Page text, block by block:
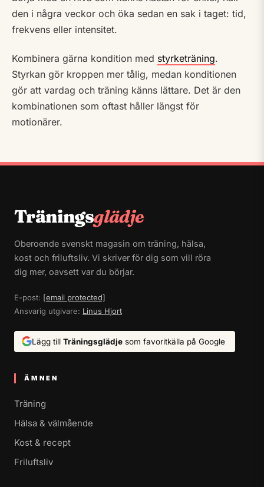
den i några veckor och öka sedan en sak i taget: tid,
frekvens eller intensitet.
Kombinera gärna kondition med styrketräning.
Styrkan gör kroppen mer tålig, medan konditionen
gör att vardag och träning känns lättare. Det är den
kombinationen som oftast håller längst för
motionärer.
Träningsglädje
Oberoende svenskt magasin om träning, hälsa,
kost och friluftsliv. Vi skriver för dig som vill röra
dig mer, oavsett var du börjar.
E-post: [email protected]
Ansvarig utgivare: Linus Hjort
Lägg till Träningsglädje som favoritkälla på Google
ÄMNEN
Träning
Hälsa & välmående
Kost & recept
Friluftsliv